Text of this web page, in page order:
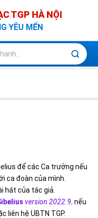
TGP HÀ NỘI
YÊU MẾN
để các Ca trưởng nếu
ca đoàn của mình.
hát của tác giả.
version 2022.9, nếu
liên hệ UBTN TGP.